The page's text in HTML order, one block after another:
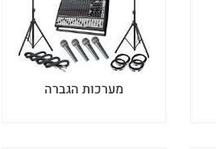
מערכות הגברה